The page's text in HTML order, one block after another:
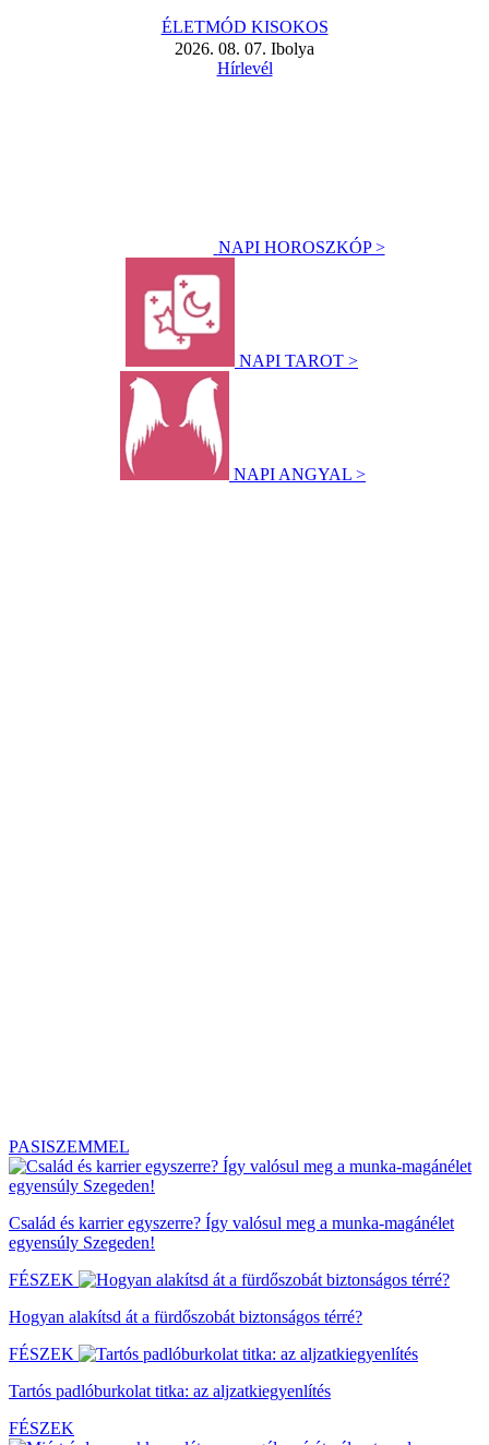
ÉLETMÓD KISOKOS
2026. 08. 07. Ibolya
Hírlevél
NAPI HOROSZKÓP >
NAPI TAROT >
NAPI ANGYAL >
PASISZEMMEL
Család és karrier egyszerre? Így valósul meg a munka-magánélet
egyensúly Szegeden!
FÉSZEK
Hogyan alakítsd át a fürdőszobát biztonságos térré?
FÉSZEK
Tartós padlóburkolat titka: az aljzatkiegyenlítés
FÉSZEK